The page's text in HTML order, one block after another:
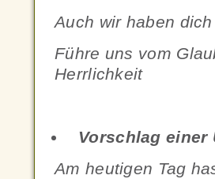
Auch wir haben
Führe uns vom
Herrlichkeit
Vorschlag einer
Am heutigen Tag